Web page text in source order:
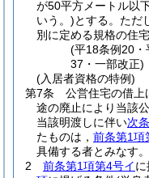
が50平方メートル以
いう。)とする。 ただ
別に定める規格の住
(平18条例20・
37・一部改正)
(入居者資格の特例)
第7条
公営住宅の借上
途の廃止により当該
当該明渡しに伴い次
たものは， 前条第1項
具備する者とみなす。
2
前条第1項第4号イ